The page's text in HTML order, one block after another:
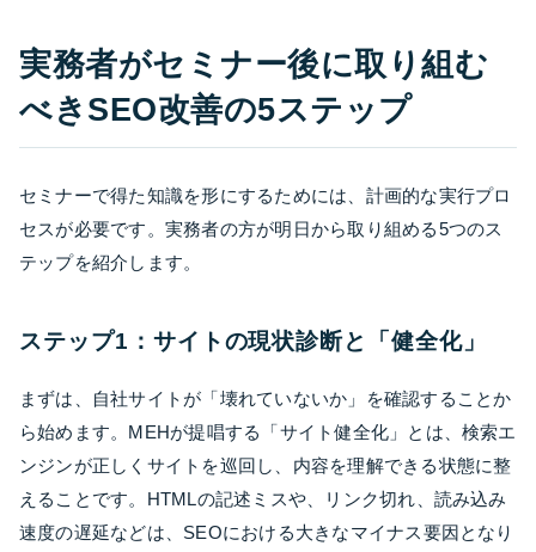
実務者がセミナー後に取り組む
べきSEO改善の5ステップ
セミナーで得た知識を形にするためには、計画的な実行プロ
セスが必要です。実務者の方が明日から取り組める5つのス
テップを紹介します。
ステップ1：サイトの現状診断と「健全化」
まずは、自社サイトが「壊れていないか」を確認することか
ら始めます。MEHが提唱する「サイト健全化」とは、検索エ
ンジンが正しくサイトを巡回し、内容を理解できる状態に整
えることです。HTMLの記述ミスや、リンク切れ、読み込み
速度の遅延などは、SEOにおける大きなマイナス要因となり